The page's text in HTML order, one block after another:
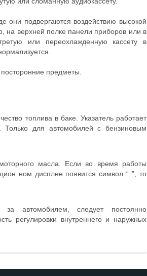
они подвергаются воздействию высокой
на верхней полке панели приборов или в
или переохлажденную кассету в
предметы.
топлива в баке. Указатель работает
для автомобилей с бензиновым
масла. Если во время работы
ном дисплее появится символ “ ”, то
автомобилем, следует постоянно
регулировки внутреннего и наружных